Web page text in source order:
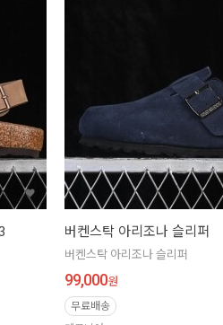
버켄스탁 아리조나 슬리퍼
버켄스탁 아리조나 슬리퍼
99,000원
무료배송